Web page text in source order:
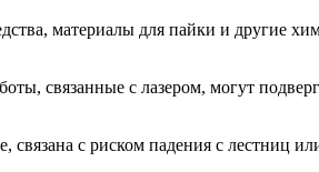
материалы для пайки и другие
связанные с лазером, могут
связана с риском падения с лестниц